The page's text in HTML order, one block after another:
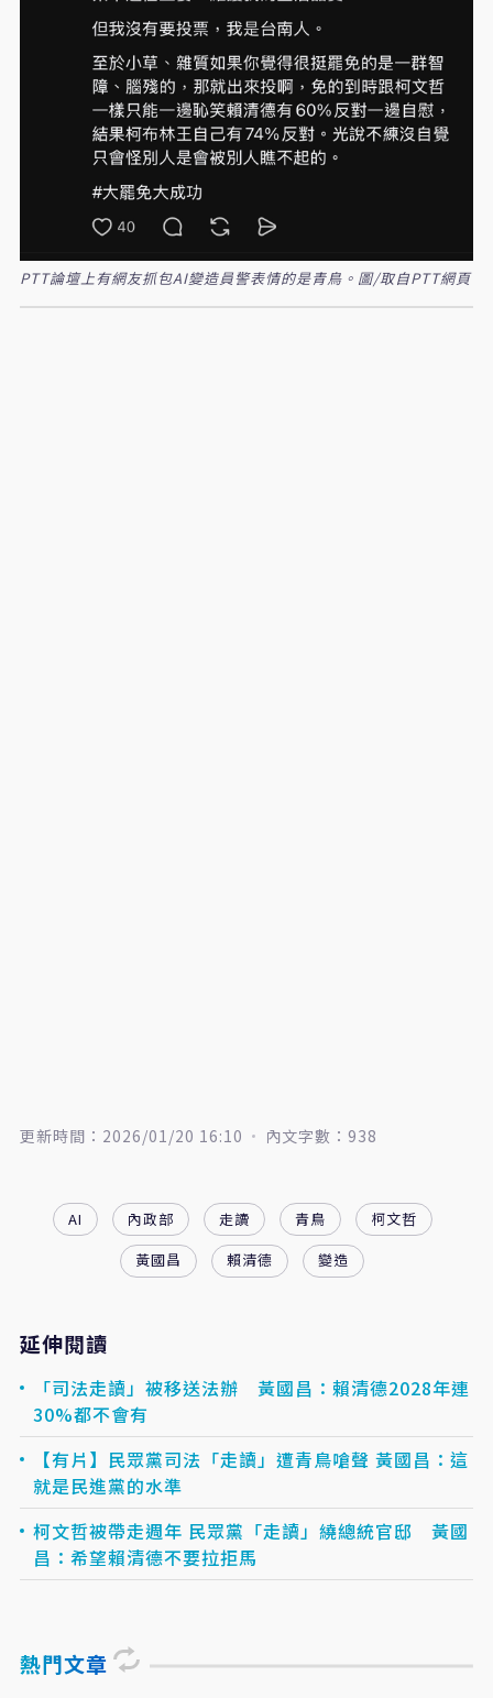
PTT論壇上有網友抓包AI變造員警表情的是青鳥。圖/取自PTT網頁
更新時間：2026/01/20 16:10 內文字數：938
AI 內政部 走讀 青鳥
柯文哲
黃國昌
賴清德 變造
延伸閱讀
「司法走讀」被移送法辦 黃國昌：賴清德2028年連
30%都不會有
【有片】民眾黨司法「走讀」遭青鳥嗆聲 黃國昌：這
就是民進黨的水準
柯文哲被帶走週年 民眾黨「走讀」繞總統官邸 黃國
昌：希望賴清德不要拉拒馬
熱門文章